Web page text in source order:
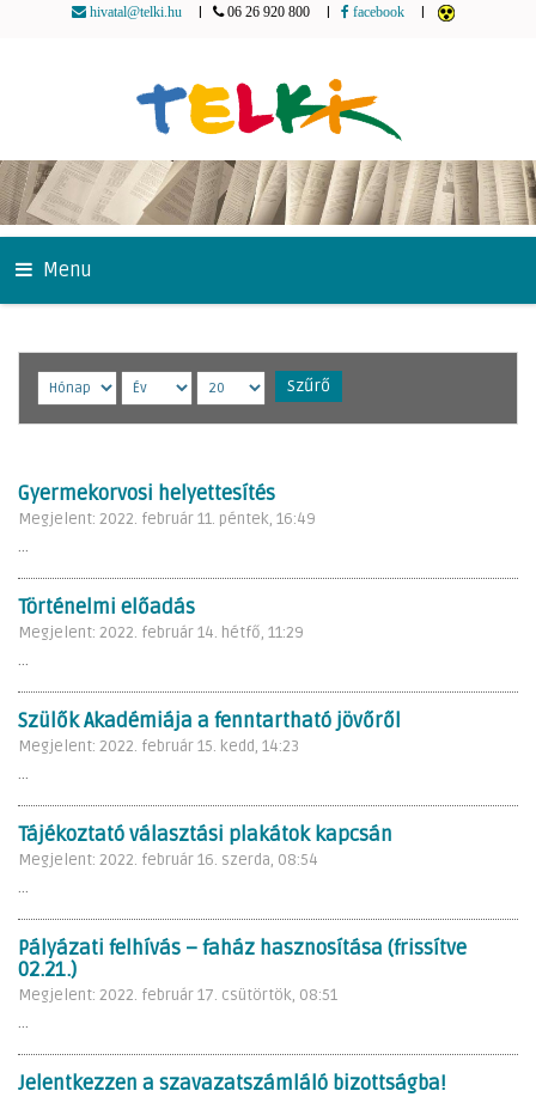
hivatal@telki.hu 06 26 920 800 facebook
Menu
Szűrő
Gyermekorvosi helyettesítés
Megjelent: 2022. február 11. péntek, 16:49
...
Történelmi előadás
Megjelent: 2022. február 14. hétfő, 11:29
...
Szülők Akadémiája a fenntartható jövőről
Megjelent: 2022. február 15. kedd, 14:23
...
Tájékoztató választási plakátok kapcsán
Megjelent: 2022. február 16. szerda, 08:54
...
Pályázati felhívás – faház hasznosítása (frissítve
02.21.)
Megjelent: 2022. február 17. csütörtök, 08:51
...
Jelentkezzen a szavazatszámláló bizottságba!